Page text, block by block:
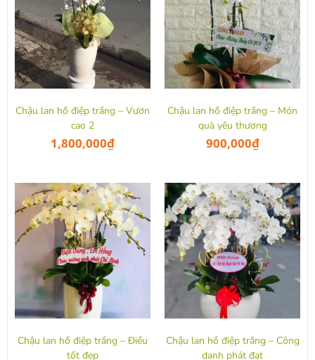
Chậu lan hồ điệp trắng – Vươn
cao 2
1,800,000₫
Chậu lan hồ điệp trắng – Món
quà yêu thương
900,000₫
Chậu lan hồ điệp trắng – Điều
tốt đẹp
Chậu lan hồ điệp trắng – Công
danh phát đạt